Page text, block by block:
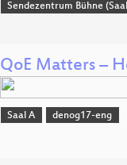
Sendezentrum Bühne
QoE Matters –
Saal A denog17-eng